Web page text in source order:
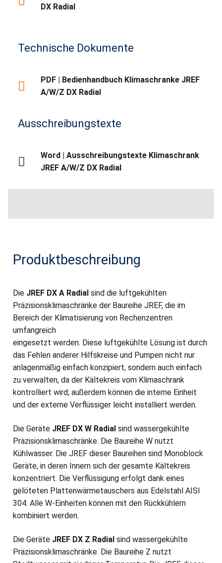
DX Radial
Technische Dokumente
PDF | Bedienhandbuch Klimaschranke JREF
A/W/Z DX Radial
Ausschreibungstexte
Word | Ausschreibungstexte Klimaschrank
JREF A/W/Z DX Radial
Produktbeschreibung
Die JREF DX A Radial sind die luftgekühlten
Präzisionsklimaschränke der Baureihe JREF, die im
Bereich der Klimatisierung von Rechenzentren
umfangreich
eingesetzt werden. Diese luftgekühlte Lösung ist durch
das Fehlen anderer Hilfskreise und Pumpen nicht nur
anlagenmäßig einfach konzipiert, sondern auch einfach
zu verwalten, da der Kältekreis vom Klimaschrank
kontrolliert wird; außerdem können die interne Einheit
und der externe Verflüssiger leicht installiert werden.
Die Geräte JREF DX W Radial sind wassergekühlte
Präzisionsklimaschränke. Die Baureihe W nutzt
Kühlwasser. Die JREF dieser Baureihen sind Monoblock
Geräte, in deren Innern sich der gesamte Kältekreis
konzentriert. Die Verflüssigung erfolgt dank eines
gelöteten Plattenwärmetauschers aus Edelstahl AISI
304. Alle W-Einheiten können mit den Rückkühlern
kombiniert werden.
Die Geräte JREF DX Z Radial sind wassergekühlte
Präzisionsklimaschränke. Die Baureihe Z nutzt